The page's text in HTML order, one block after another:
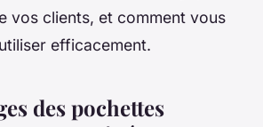
vos clients, et comment vous
efficacement.
des pochettes